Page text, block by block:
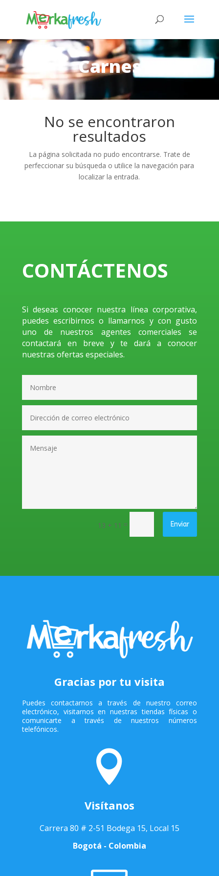
Carnes
No se encontraron
resultados
La página solicitada no pudo encontrarse. Trate de
perfeccionar su búsqueda o utilice la navegación para
localizar la entrada.
CONTÁCTENOS
Si deseas conocer nuestra línea corporativa,
puedes escribirnos o llamarnos y con gusto
uno de nuestros agentes comerciales se
contactará en breve y te dará a conocer
nuestras ofertas especiales.
13 + 11 = Enviar
Gracias por tu visita
Puedes contactarnos a través de nuestro correo
electrónico, visitarnos en nuestras tiendas físicas o
comunicarte a través de nuestros números
telefónicos.

Visítanos
Carrera 80 # 2-51 Bodega 15, Local 15
Bogotá - Colombia